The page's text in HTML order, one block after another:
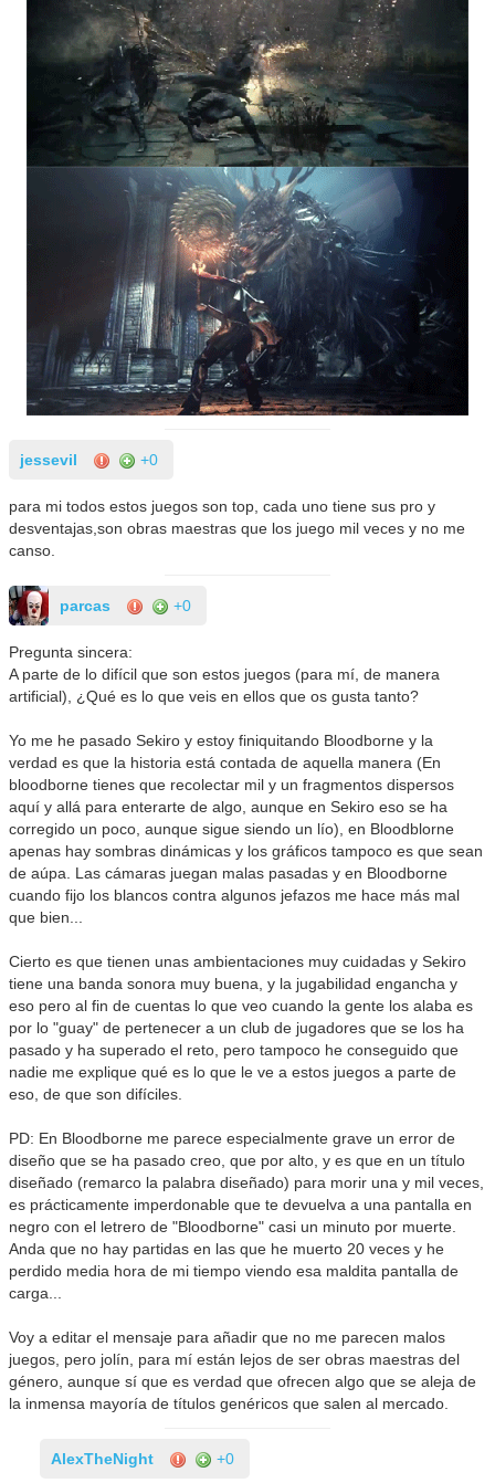
jessevil +0
para mi todos estos juegos son top, cada uno tiene sus pro y
desventajas,son obras maestras que los juego mil veces y no me
canso.
parcas +0
Pregunta sincera:
A parte de lo difícil que son estos juegos (para mí, de manera
artificial), ¿Qué es lo que veis en ellos que os gusta tanto?
Yo me he pasado Sekiro y estoy finiquitando Bloodborne y la
verdad es que la historia está contada de aquella manera (En
bloodborne tienes que recolectar mil y un fragmentos dispersos
aquí y allá para enterarte de algo, aunque en Sekiro eso se ha
corregido un poco, aunque sigue siendo un lío), en Bloodblorne
apenas hay sombras dinámicas y los gráficos tampoco es que sean
de aúpa. Las cámaras juegan malas pasadas y en Bloodborne
cuando fijo los blancos contra algunos jefazos me hace más mal
que bien...
Cierto es que tienen unas ambientaciones muy cuidadas y Sekiro
tiene una banda sonora muy buena, y la jugabilidad engancha y
eso pero al fin de cuentas lo que veo cuando la gente los alaba es
por lo "guay" de pertenecer a un club de jugadores que se los ha
pasado y ha superado el reto, pero tampoco he conseguido que
nadie me explique qué es lo que le ve a estos juegos a parte de
eso, de que son difíciles.
PD: En Bloodborne me parece especialmente grave un error de
diseño que se ha pasado creo, que por alto, y es que en un título
diseñado (remarco la palabra diseñado) para morir una y mil veces,
es prácticamente imperdonable que te devuelva a una pantalla en
negro con el letrero de "Bloodborne" casi un minuto por muerte.
Anda que no hay partidas en las que he muerto 20 veces y he
perdido media hora de mi tiempo viendo esa maldita pantalla de
carga...
Voy a editar el mensaje para añadir que no me parecen malos
juegos, pero jolín, para mí están lejos de ser obras maestras del
género, aunque sí que es verdad que ofrecen algo que se aleja de
la inmensa mayoría de títulos genéricos que salen al mercado.
AlexTheNight +0